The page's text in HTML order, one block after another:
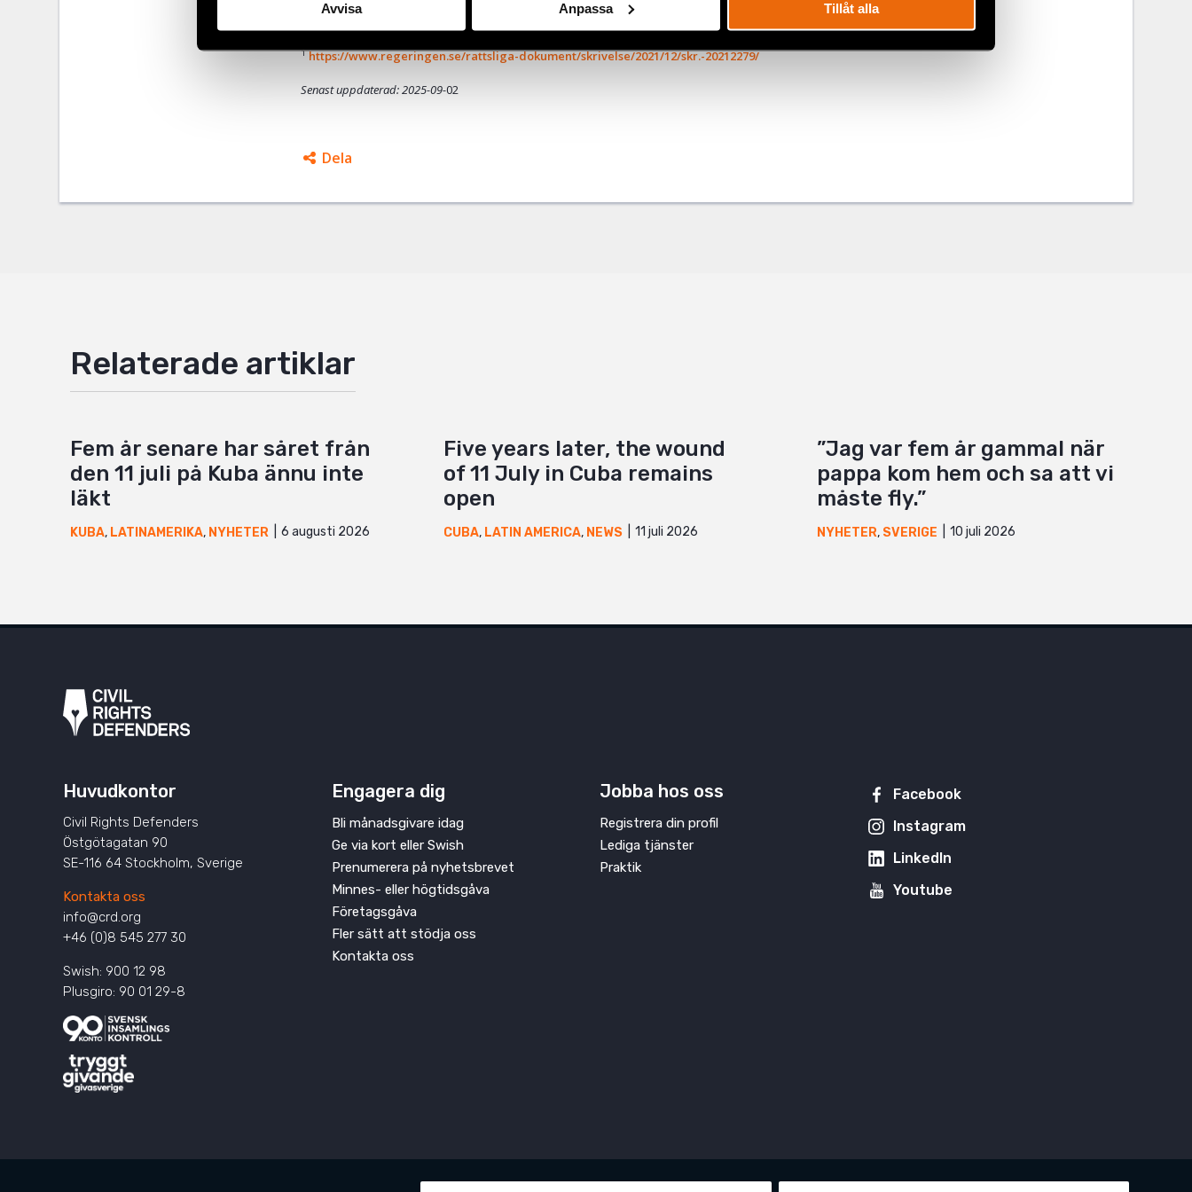
Avvisa Anpassa Tillåt alla
lagförslaget om en permanent lagstiftning om hemlig dataavläsning.
1https://www.regeringen.se/rattsliga-dokument/skrivelse/2021/12/skr.-20212279/
Senast uppdaterad: 2025-09-02
Dela
Relaterade artiklar
Fem år senare har såret från
den 11 juli på Kuba ännu inte
läkt
KUBA, LATINAMERIKA, NYHETER 6 augusti 2026
Five years later, the wound
of 11 July in Cuba remains
open
CUBA, LATIN AMERICA, NEWS 11 juli 2026
”Jag var fem år gammal när
pappa kom hem och sa att vi
måste fly.”
NYHETER, SVERIGE 10 juli 2026
Huvudkontor
Civil Rights Defenders
Östgötagatan 90
SE-116 64 Stockholm, Sverige
Kontakta oss
info@crd.org
+46 (0)8 545 277 30
Swish: 900 12 98
Plusgiro: 90 01 29-8
Engagera dig
Bli månadsgivare idag
Ge via kort eller Swish
Prenumerera på nyhetsbrevet
Minnes- eller högtidsgåva
Företagsgåva
Fler sätt att stödja oss
Kontakta oss
Jobba hos oss
Registrera din profil
Lediga tjänster
Praktik
Facebook
Instagram
LinkedIn
Youtube